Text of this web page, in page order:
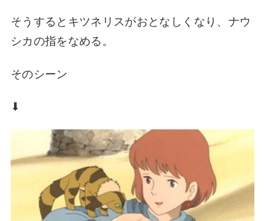
そうすると キツネリスがおとなしくなり、 ナウ
シカの指をなめる。
そのシーン
⬇︎